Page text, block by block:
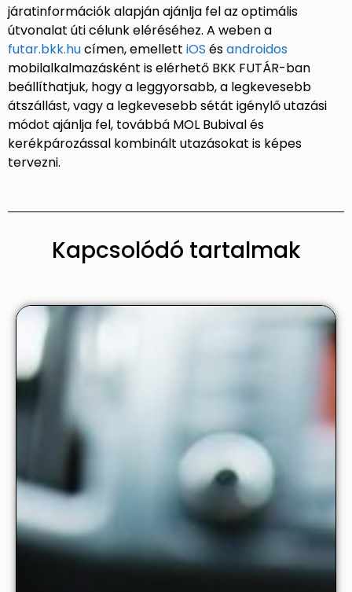
járatinformációk alapján ajánlja fel az optimális
útvonalat úti célunk eléréséhez. A weben a
futar.bkk.hucímen, emellett iOS ésandroidos
mobilalkalmazásként is elérhető BKK FUTÁR-ban
beállíthatjuk, hogy a leggyorsabb, a legkevesebb
átszállást, vagy a legkevesebb sétát igénylő utazási
módot ajánlja fel, továbbá MOL Bubival és
kerékpározással kombinált utazásokat is képes
tervezni.
Kapcsolódó tartalmak